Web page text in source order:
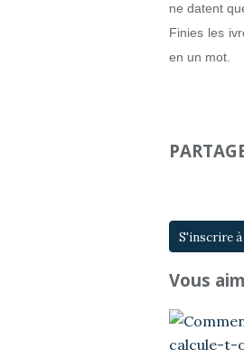
ne datent
Finies les
en un mot.
S'inscrire
Vous